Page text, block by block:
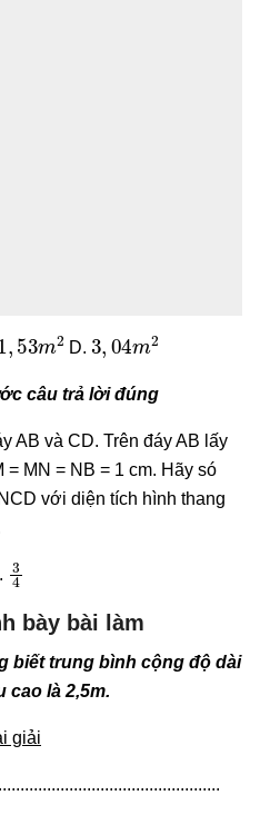
53 m2
D.
3 04 2
câu trả lời đúng
AB và CD. Trên đáy AB lấy
= MN = NB = 1 cm. Hãy só
với diện tích hình thang
3
bày bài làm
biết trung bình cộng độ dài
cao là 2,5m.
giải